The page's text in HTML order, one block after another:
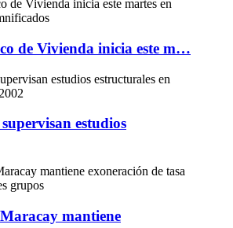
de Vivienda inicia este m…
estudios
mantiene